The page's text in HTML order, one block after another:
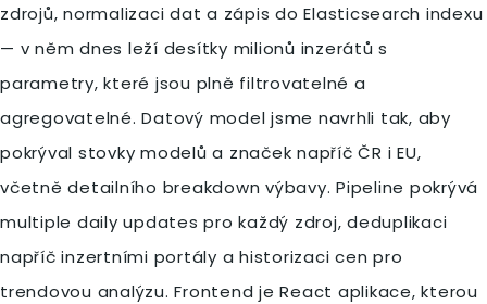
zdrojů, normalizaci dat a zápis do Elasticsearch indexu
— v něm dnes leží desítky milionů inzerátů s
parametry, které jsou plně filtrovatelné a
agregovatelné. Datový model jsme navrhli tak, aby
pokrýval stovky modelů a značek napříč ČR i EU,
včetně detailního breakdown výbavy. Pipeline pokrývá
multiple daily updates pro každý zdroj, deduplikaci
napříč inzertními portály a historizaci cen pro
trendovou analýzu. Frontend je React aplikace, kterou